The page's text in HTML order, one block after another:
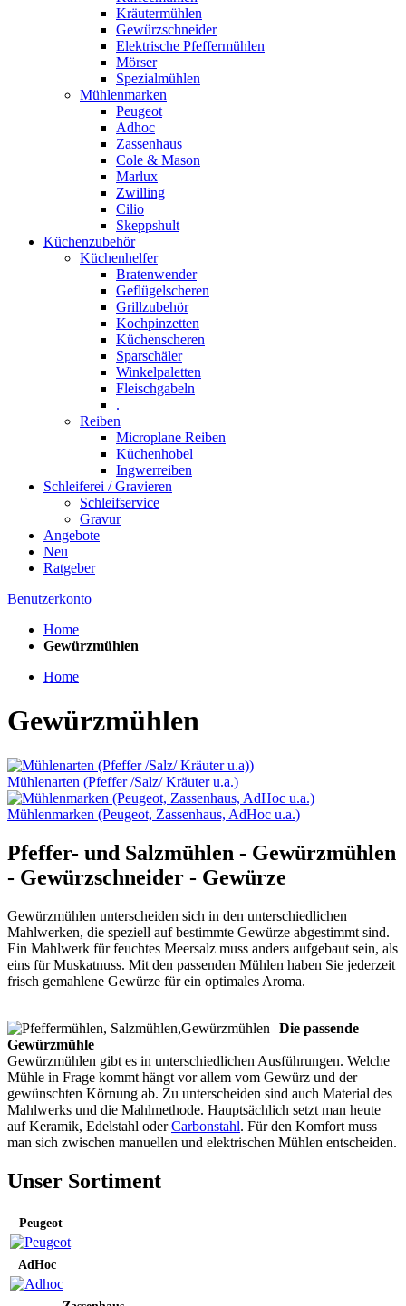
Kräutermühlen
Gewürzschneider
Elektrische Pfeffermühlen
Mörser
Spezialmühlen
Mühlenmarken
Peugeot
Adhoc
Zassenhaus
Cole & Mason
Marlux
Zwilling
Cilio
Skeppshult
Küchenzubehör
Küchenhelfer
Bratenwender
Geflügelscheren
Grillzubehör
Kochpinzetten
Küchenscheren
Sparschäler
Winkelpaletten
Fleischgabeln
.
Reiben
Microplane Reiben
Küchenhobel
Ingwerreiben
Schleiferei / Gravieren
Schleifservice
Gravur
Angebote
Neu
Ratgeber
Benutzerkonto
Home
Gewürzmühlen
Home
Gewürzmühlen
Mühlenarten (Pfeffer /Salz/ Kräuter u.a.)
Mühlenmarken (Peugeot, Zassenhaus, AdHoc u.a.)
Pfeffer- und Salzmühlen - Gewürzmühlen
- Gewürzschneider - Gewürze
Gewürzmühlen unterscheiden sich in den unterschiedlichen
Mahlwerken, die speziell auf bestimmte Gewürze abgestimmt sind.
Ein Mahlwerk für feuchtes Meersalz muss anders aufgebaut sein, als
eins für Muskatnuss. Mit den passenden Mühlen haben Sie jederzeit
frisch gemahlene Gewürze für ein optimales Aroma.
Die passende
Gewürzmühle
Gewürzmühlen gibt es in unterschiedlichen Ausführungen. Welche
Mühle in Frage kommt hängt vor allem vom Gewürz und der
gewünschten Körnung ab. Zu unterscheiden sind auch Material des
Mahlwerks und die Mahlmethode. Hauptsächlich setzt man heute
auf Keramik, Edelstahl oderCarbonstahl. Für den Komfort muss
man sich zwischen manuellen und elektrischen Mühlen entscheiden.
Unser Sortiment
Peugeot
AdHoc